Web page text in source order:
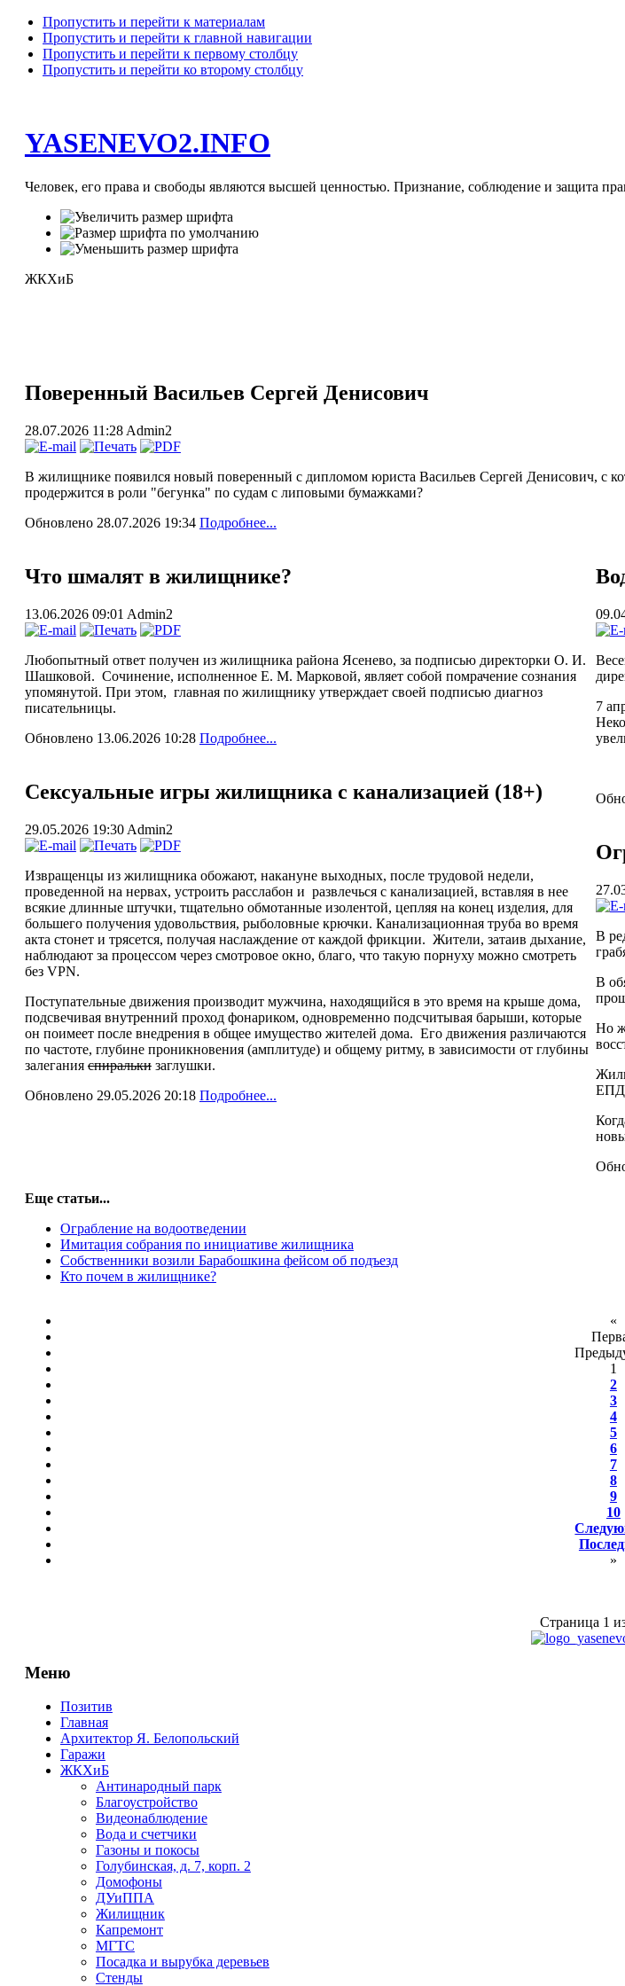
Пропустить и перейти к материалам
Пропустить и перейти к главной навигации
Пропустить и перейти к первому столбцу
Пропустить и перейти ко второму столбцу
YASENEVO2.INFO
Человек, его права и свободы являются высшей ценностью. Признание, соблюдение и защита
ЖКХиБ
Поверенный Васильев Сергей Денисович
28.07.2026 11:28 Admin2
В жилищнике появился новый поверенный с дипломом юриста Васильев Сергей Денисович, с
продержится в роли "бегунка" по судам с липовыми бумажками?
Обновлено 28.07.2026 19:34 Подробнее...
Что шмалят в жилищнике?
13.06.2026 09:01 Admin2
Любопытный ответ получен из жилищника района Ясенево, за подписью директорки О. И.
Шашковой. Сочинение, исполненное Е. М. Марковой, являет собой помрачение сознания
упомянутой. При этом, главная по жилищнику утверждает своей подписью диагноз
писательницы.
Обновлено 13.06.2026 10:28 Подробнее...
Сексуальные игры жилищника с канализацией (18+)
29.05.2026 19:30 Admin2
Извращенцы из жилищника обожают, накануне выходных, после трудовой недели,
проведенной на нервах, устроить расслабон и развлечься с канализацией, вставляя в нее
всякие длинные штучки, тщательно обмотанные изолентой, цепляя на конец изделия, для
большего получения удовольствия, рыболовные крючки. Канализационная труба во время
акта стонет и трясется, получая наслаждение от каждой фрикции. Жители, затаив дыхание,
наблюдают за процессом через смотровое окно, благо, что такую порнуху можно смотреть
без VPN.
Поступательные движения производит мужчина, находящийся в это время на крыше дома,
подсвечивая внутренний проход фонариком, одновременно подсчитывая барыши, которые
он поимеет после внедрения в общее имущество жителей дома. Его движения различаются
по частоте, глубине проникновения (амплитуде) и общему ритму, в зависимости от глубины
залегания спиралькизаглушки.
Обновлено 29.05.2026 20:18 Подробнее...
7
В
В
Но
Еще статьи...
Ограбление на водоотведении
Имитация собрания по инициативе жилищника
Собственники возили Барабошкина фейсом об подъезд
Кто почем в жилищнике?
«
1
2
3
4
5
6
7
8
9
10
»
Страница 1
Меню
Позитив
Главная
Архитектор Я. Белопольский
Гаражи
ЖКХиБ
Антинародный парк
Благоустройство
Видеонаблюдение
Вода и счетчики
Газоны и покосы
Голубинская, д. 7, корп. 2
Домофоны
ДУиППА
Жилищник
Капремонт
МГТС
Посадка и вырубка деревьев
Стенды